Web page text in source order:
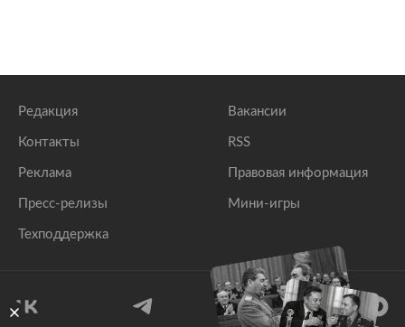
Редакция
Контакты
Реклама
Пресс-релизы
Техподдержка
Вакансии
RSS
Правовая информация
Мини-игры